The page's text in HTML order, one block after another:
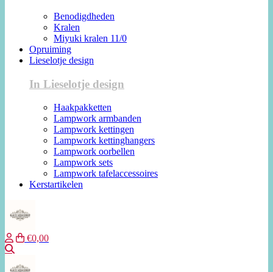
Benodigdheden
Kralen
Miyuki kralen 11/0
Opruiming
Lieselotje design
In Lieselotje design
Haakpakketten
Lampwork armbanden
Lampwork kettingen
Lampwork kettinghangers
Lampwork oorbellen
Lampwork sets
Lampwork tafelaccessoires
Kerstartikelen
€0,00